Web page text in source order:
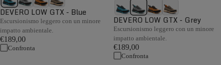
DEVERO LOW GTX - Blue
Escursionismo leggero con un minore
impatto ambientale.
€189,00
Confronta
DEVERO LOW GTX - Grey
Escursionismo leggero con un minore
impatto ambientale.
€189,00
Confronta